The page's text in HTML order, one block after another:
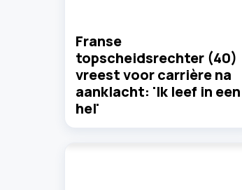
Franse
topscheidsrechter (40)
vreest voor carrière na
aanklacht: 'Ik leef in een
hel'